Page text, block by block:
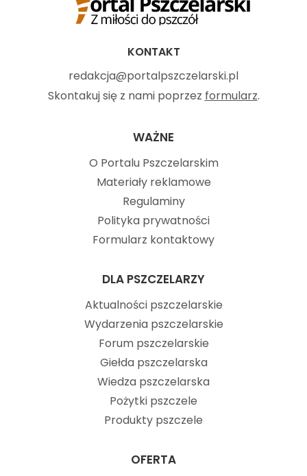
KONTAKT
redakcja@portalpszczelarski.pl
Skontakuj się z nami poprzez formularz.
WAŻNE
O Portalu Pszczelarskim
Materiały reklamowe
Regulaminy
Polityka prywatności
Formularz kontaktowy
DLA PSZCZELARZY
Aktualności pszczelarskie
Wydarzenia pszczelarskie
Forum pszczelarskie
Giełda pszczelarska
Wiedza pszczelarska
Pożytki pszczele
Produkty pszczele
OFERTA